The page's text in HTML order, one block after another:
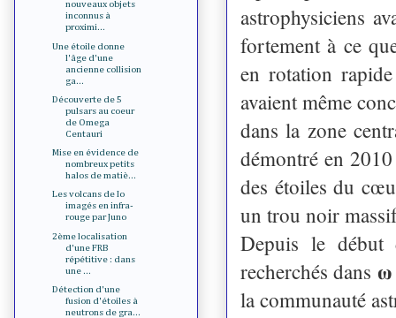
astrophysiciens
fortement à ce
en rotation
avaient même
dans la zone
démontré en
des étoiles du
un trou noir
Depuis le début
recherchés dans
la communauté
nouveaux objets
inconnus à
proximi...
Une étoile donne
l'âge d'une
ancienne collision
ga...
Découverte de 5
pulsars au coeur
de Omega
Centauri
Mise en évidence de
nombreux petits
halos de matiè...
Les volcans de Io
imagés en infra-
rouge par Juno
2ème localisation
d'une FRB
répétitive : dans
une ...
Détection d'une
fusion d'étoiles à
neutrons de gra...